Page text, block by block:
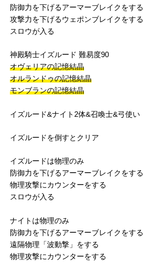
防御力を下げるアーマーブレイクをする
攻撃力を下げるウェポンブレイクをする
スロウが入る
神殿騎士イズルード 難易度90
オヴェリアの記憶結晶
オルランドゥの記憶結晶
モンブランの記憶結晶
イズルード&ナイト2体&召喚士&弓使い
イズルードを倒すとクリア
イズルードは物理のみ
防御力を下げるアーマーブレイクをする
物理攻撃にカウンターをする
スロウが入る
ナイトは物理のみ
防御力を下げるアーマーブレイクをする
遠隔物理「波動撃」をする
物理攻撃にカウンターをする